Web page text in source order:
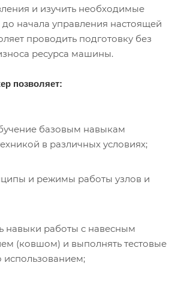
и изучить необходимые
начала управления настоящей
проводить подготовку без
ресурса машины.
позволяет:
базовым навыкам
в различных условиях;
и режимы работы узлов и
навыки работы с навесным
(ковшом) и выполнять тестовые
использованием;